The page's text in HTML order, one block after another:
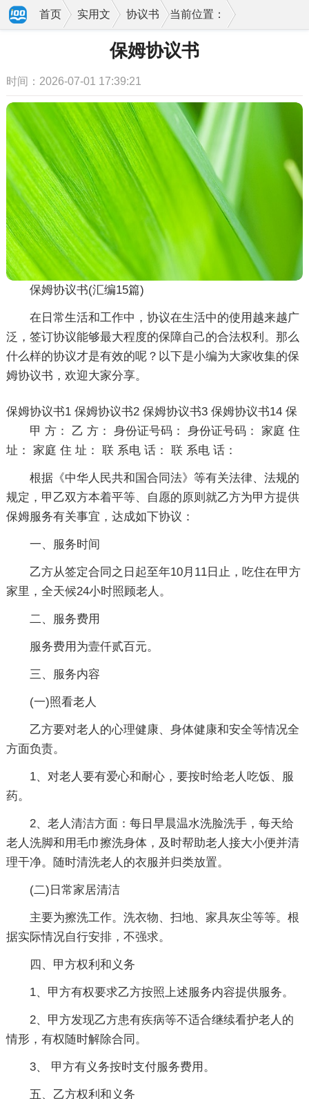
当前位置：
首页 实用文 协议书
保姆协议书
时间：2026-07-01 17:39:21
保姆协议书(汇编15篇)
在日常生活和工作中，协议在生活中的使用越来越广
泛，签订协议能够最大程度的保障自己的合法权利。那么
什么样的协议才是有效的呢？以下是小编为大家收集的保
姆协议书，欢迎大家分享。
保姆协议书1
甲 方： 乙 方： 身份证号码： 身份证号码： 家庭 住
址： 家庭 住 址： 联 系电 话： 联 系电 话：
根据《中华人民共和国合同法》等有关法律、法规的
规定，甲乙双方本着平等、自愿的原则就乙方为甲方提供
保姆服务有关事宜，达成如下协议：
一、服务时间
乙方从签定合同之日起至年10月11日止，吃住在甲方
家里，全天候24小时照顾老人。
二、服务费用
服务费用为壹仟贰百元。
三、服务内容
(一)照看老人
乙方要对老人的心理健康、身体健康和安全等情况全
方面负责。
1、对老人要有爱心和耐心，要按时给老人吃饭、服
药。
2、老人清洁方面：每日早晨温水洗脸洗手，每天给
老人洗脚和用毛巾擦洗身体，及时帮助老人接大小便并清
理干净。随时清洗老人的衣服并归类放置。
(二)日常家居清洁
主要为擦洗工作。洗衣物、扫地、家具灰尘等等。根
据实际情况自行安排，不强求。
四、甲方权利和义务
1、甲方有权要求乙方按照上述服务内容提供服务。
2、甲方发现乙方患有疾病等不适合继续看护老人的
情形，有权随时解除合同。
3、 甲方有义务按时支付服务费用。
五、乙方权利和义务
保姆协议书2 保姆协议书3 保姆协议书14 保